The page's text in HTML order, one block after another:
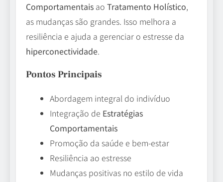
Comportamentais ao Tratamento Holístico,
as mudanças são grandes. Isso melhora a
resiliência e ajuda a gerenciar o estresse da
hiperconectividade.
Pontos Principais
Abordagem integral do indivíduo
Integração de Estratégias
Comportamentais
Promoção da saúde e bem-estar
Resiliência ao estresse
Mudanças positivas no estilo de vida